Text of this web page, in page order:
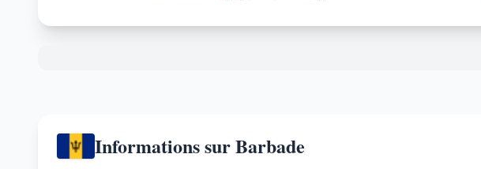
Informations sur Barbade